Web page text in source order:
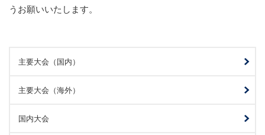
うお願いいたします。
主要大会（国内）
主要大会（海外）
国内大会